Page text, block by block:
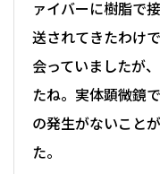
ァイバーに樹脂で
送されてきたわけ
会っていましたが
たね。実体顕微鏡
の発生がないこと
た。